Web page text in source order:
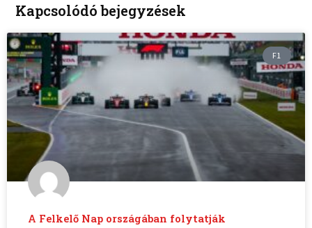
Kapcsolódó bejegyzések
F1
A Felkelő Nap országában folytatják